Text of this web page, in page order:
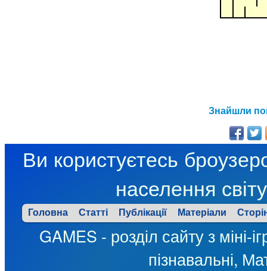
Знайшли
Ви користуєтесь
населення
Головна Статті Публікації Матеріали
GAMES - розділ сайту з міні-
пізнавальні,